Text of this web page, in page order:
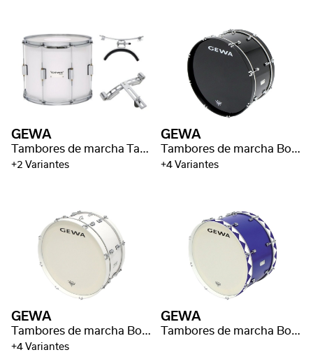
GEWA
Tambores de marcha Tambor tenor
+2 Variantes
GEWA
Tambores de marcha Bombos
+4 Variantes
GEWA
Tambores de marcha Bombos
+4 Variantes
GEWA
Tambores de marcha Bombos